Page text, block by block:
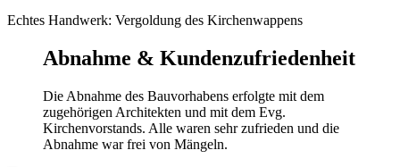
Echtes Handwerk: Vergoldung des Kirchenwappens
Abnahme & Kundenzufriedenheit
Die Abnahme des Bauvorhabens erfolgte mit dem
zugehörigen Architekten und mit dem Evg.
Kirchenvorstands. Alle waren sehr zufrieden und die
Abnahme war frei von Mängeln.